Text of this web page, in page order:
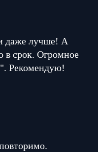
даже лучше! А
в срок. Огромное
Рекомендую!